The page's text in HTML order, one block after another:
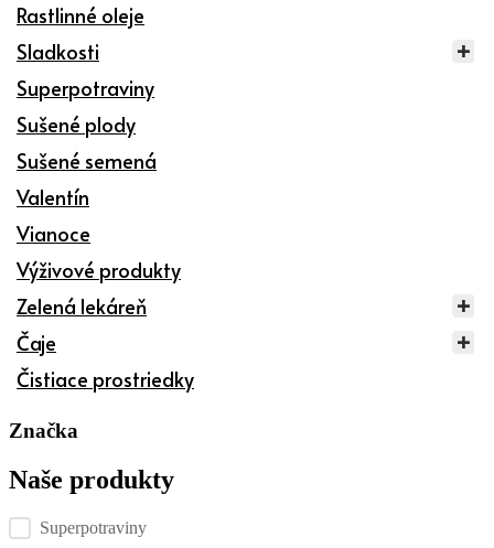
Rastlinné oleje
Sladkosti
Superpotraviny
Sušené plody
Sušené semená
Valentín
Vianoce
Výživové produkty
Zelená lekáreň
Čaje
Čistiace prostriedky
Značka
Naše produkty
Kategórie produktov checklist
Superpotraviny